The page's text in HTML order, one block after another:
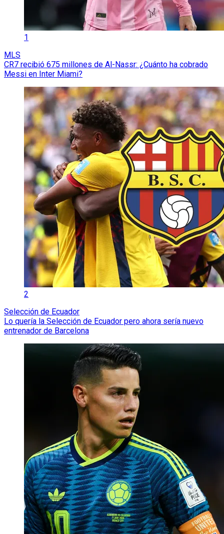
1
MLS
CR7 recibió 675 millones de Al-Nassr: ¿Cuánto ha cobrado
Messi en Inter Miami?
2
Selección de Ecuador
Lo quería la Selección de Ecuador pero ahora sería nuevo
entrenador de Barcelona